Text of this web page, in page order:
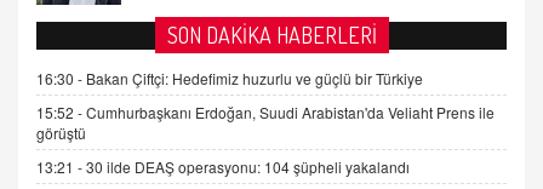
SEHER EREK
Kış Ayları Geldi, Hangi Önlemler Alınmalı?
9.12.2025 10:11
İNCİ GÜL AKÖL
Trump Keşke Adana'yı da Ziyaret Etse...
SON DAKİKA HABERLERİ
16:30 - Bakan Çiftçi: Hedefimiz huzurlu ve güçlü bir Türkiye
15:52 -Cumhurbaşkanı Erdoğan, Suudi Arabistan'da Veliaht Prens ile
görüştü
13:21 -30 ilde DEAŞ operasyonu: 104 şüpheli yakalandı